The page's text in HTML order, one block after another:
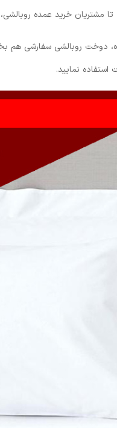
تا مشتریان خرید عمده
دوخت روبالشی سفارشی
استفاده نمایید.